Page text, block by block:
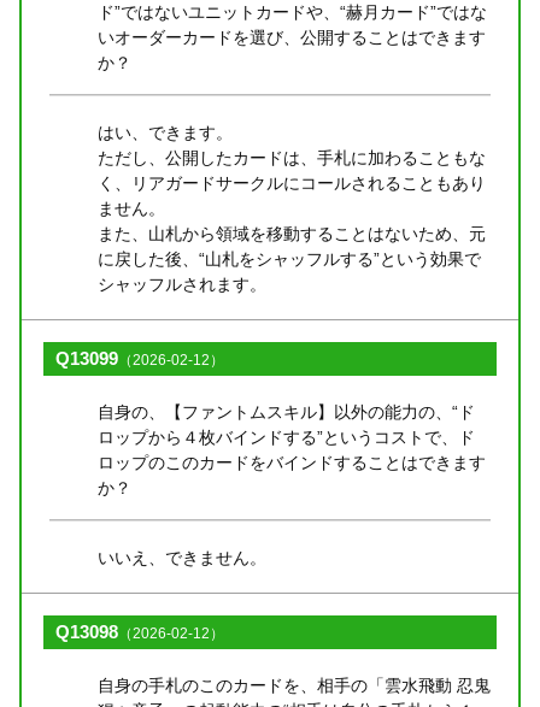
ド”ではないユニットカードや、“赫月カード”ではな
いオーダーカードを選び、公開することはできます
か？
はい、できます。
ただし、公開したカードは、手札に加わることもな
く、リアガードサークルにコールされることもあり
ません。
また、山札から領域を移動することはないため、元
に戻した後、“山札をシャッフルする”という効果で
シャッフルされます。
Q13099 （2026-02-12）
自身の、【ファントムスキル】以外の能力の、“ド
ロップから４枚バインドする”というコストで、ド
ロップのこのカードをバインドすることはできます
か？
いいえ、できません。
Q13098 （2026-02-12）
自身の手札のこのカードを、相手の「雲水飛動 忍鬼